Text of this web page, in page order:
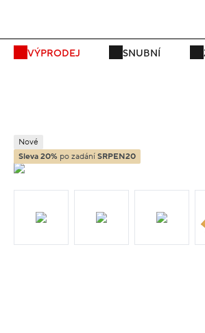
VÝPRODEJ SNUBNÍ
Nové
Sleva 20% po zadání SRPEN20